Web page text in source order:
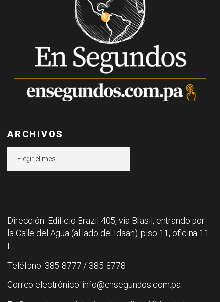
ARCHIVOS
Dirección: Edificio Brazil 405, vía Brasil, entrando por
la Calle del Agua (al lado del Idaan), piso 11, oficina 11
F.
Teléfono: 385-8777 / 385-8778
Correo electrónico: info@ensegundos.com.pa